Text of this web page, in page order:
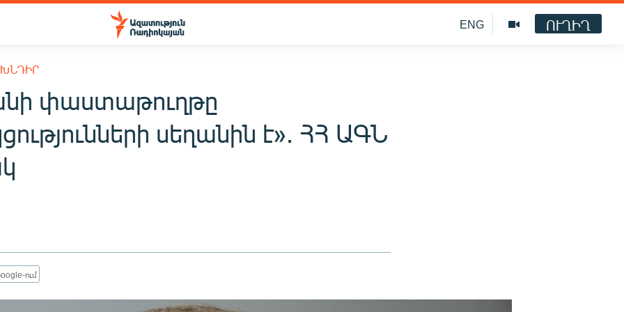
ENG ՈՒՂԻՂ
փաստաթուղթը
սեղանին է»․ ՀՀ ԱԳՆ
ում